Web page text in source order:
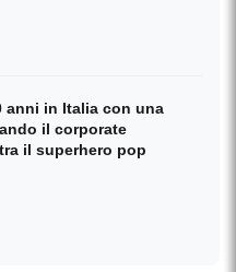
anni in Italia con una
il corporate
il superhero pop